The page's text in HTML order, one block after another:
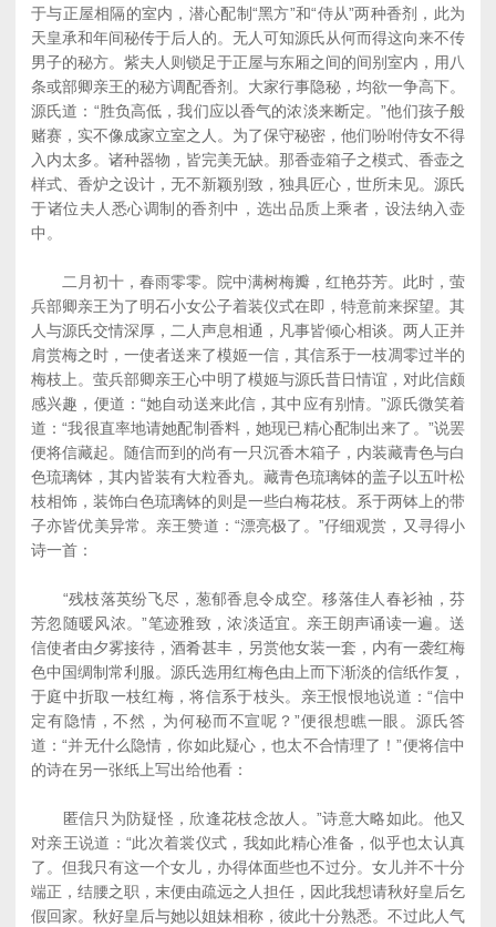
于与正屋相隔的室内，潜心配制“黑方”和“侍从”两种香剂，此为
天皇承和年间秘传于后人的。无人可知源氏从何而得这向来不传
男子的秘方。紫夫人则锁足于正屋与东厢之间的间别室内，用八
条或部卿亲王的秘方调配香剂。大家行事隐秘，均欲一争高下。
源氏道：“胜负高低，我们应以香气的浓淡来断定。”他们孩子般
赌赛，实不像成家立室之人。为了保守秘密，他们吩咐侍女不得
入内太多。诸种器物，皆完美无缺。那香壶箱子之模式、香壶之
样式、香炉之设计，无不新颖别致，独具匠心，世所未见。源氏
于诸位夫人悉心调制的香剂中，选出品质上乘者，设法纳入壶
中。
二月初十，春雨零零。院中满树梅瓣，红艳芬芳。此时，萤
兵部卿亲王为了明石小女公子着装仪式在即，特意前来探望。其
人与源氏交情深厚，二人声息相通，凡事皆倾心相谈。两人正并
肩赏梅之时，一使者送来了模姬一信，其信系于一枝凋零过半的
梅枝上。萤兵部卿亲王心中明了模姬与源氏昔日情谊，对此信颇
感兴趣，便道：“她自动送来此信，其中应有别情。”源氏微笑着
道：“我很直率地请她配制香料，她现已精心配制出来了。”说罢
便将信藏起。随信而到的尚有一只沉香木箱子，内装藏青色与白
色琉璃钵，其内皆装有大粒香丸。藏青色琉璃钵的盖子以五叶松
枝相饰，装饰白色琉璃钵的则是一些白梅花枝。系于两钵上的带
子亦皆优美异常。亲王赞道：“漂亮极了。”仔细观赏，又寻得小
诗一首：
“残枝落英纷飞尽，葱郁香息令成空。移落佳人春衫袖，芬
芳忽随暖风浓。”笔迹雅致，浓淡适宜。亲王朗声诵读一遍。送
信使者由夕雾接待，酒肴甚丰，另赏他女装一套，内有一袭红梅
色中国绸制常利服。源氏选用红梅色由上而下渐淡的信纸作复，
于庭中折取一枝红梅，将信系于枝头。亲王恨恨地说道：“信中
定有隐情，不然，为何秘而不宣呢？”便很想瞧一眼。源氏答
道：“并无什么隐情，你如此疑心，也太不合情理了！”便将信中
的诗在另一张纸上写出给他看：
匿信只为防疑怪，欣逢花枝念故人。”诗意大略如此。他又
对亲王说道：“此次着裳仪式，我如此精心准备，似乎也太认真
了。但我只有这一个女儿，办得体面些也不过分。女儿并不十分
端正，结腰之职，末便由疏远之人担任，因此我想请秋好皇后乞
假回家。秋好皇后与她以姐妹相称，彼此十分熟悉。不过此人气